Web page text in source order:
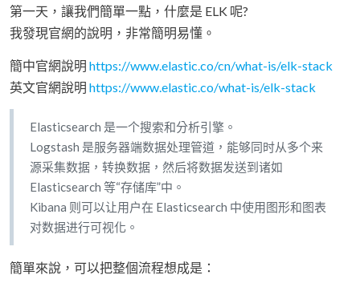
第一天，讓我們簡單一點，什麼是 ELK 呢?
我發現官網的說明，非常簡明易懂。
簡中官網說明 https://www.elastic.co/cn/what-is/elk-stack
英文官網說明 https://www.elastic.co/what-is/elk-stack
Elasticsearch 是一个搜索和分析引擎。
Logstash 是服务器端数据处理管道，能够同时从多个来
源采集数据，转换数据，然后将数据发送到诸如
Elasticsearch 等“存储库”中。
Kibana 则可以让用户在 Elasticsearch 中使用图形和图表
对数据进行可视化。
簡單來說，可以把整個流程想成是：